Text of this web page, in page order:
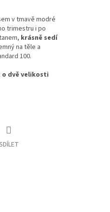
v tmavě modré
trimestru i po
krásně sedí
na těle a
100.
dvě velikosti